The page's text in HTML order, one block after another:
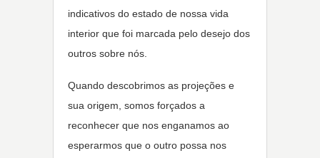
indicativos do estado de nossa vida
interior que foi marcada pelo desejo dos
outros sobre nós.
Quando descobrimos as projeções e
sua origem, somos forçados a
reconhecer que nos enganamos ao
esperarmos que o outro possa nos